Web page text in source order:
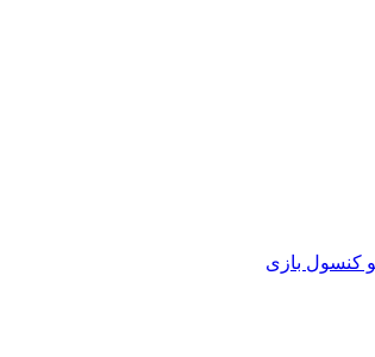
کنسول بازی